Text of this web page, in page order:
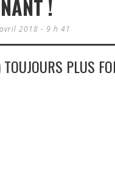
!
2018 - 9 h 41
PLUS